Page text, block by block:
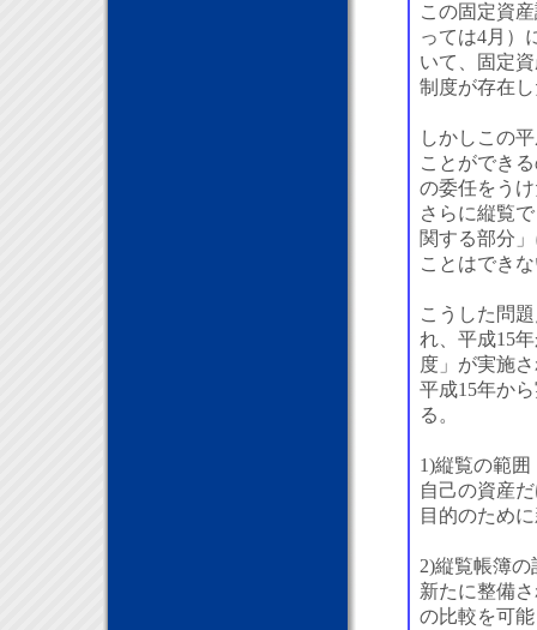
この固定資
っては4月）
いて、固定
制度が存在
しかしこの
ことができ
の委任をう
さらに縦覧
関する部分
ことはでき
こうした問
れ、平成15
度」が実施
平成15年か
る。
1)縦覧の範囲
自己の資産
目的のため
2)縦覧帳簿の
新たに整備
の比較を可